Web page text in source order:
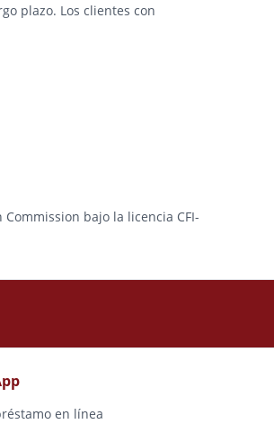
plazo. Los clientes con
bajo la licencia CFI-
en línea